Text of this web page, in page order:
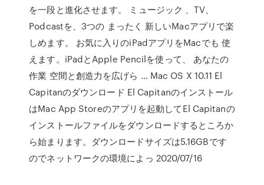
を一段と進化させます。 ミュージック 、TV、
Podcastを、3つの まったく 新しいMacアプリで楽
しめます。 お気に入りのiPadアプリをMacでも 使
えます。iPadとApple Pencilを使って、 あなたの
作業 空間と創造力を広げら … Mac OS X 10.11 El
Capitanのダウンロード El Capitanのインストール
はMac App Storeのアプリを起動してEl Capitanの
インストールファイルをダウンロードするところか
ら始まります。ダウンロードサイズは5.16GBです
のでネットワークの環境によっ 2020/07/16